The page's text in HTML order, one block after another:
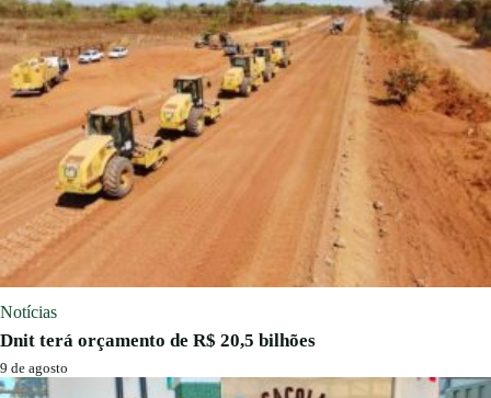
Notícias
Dnit terá orçamento de R$ 20,5 bilhões
9 de agosto